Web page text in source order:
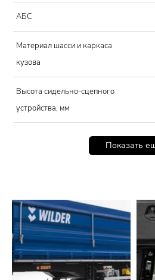
АБС
Материал шасси и каркаса
кузова
Высота сидельно-сцепного
устройства, мм
Показать